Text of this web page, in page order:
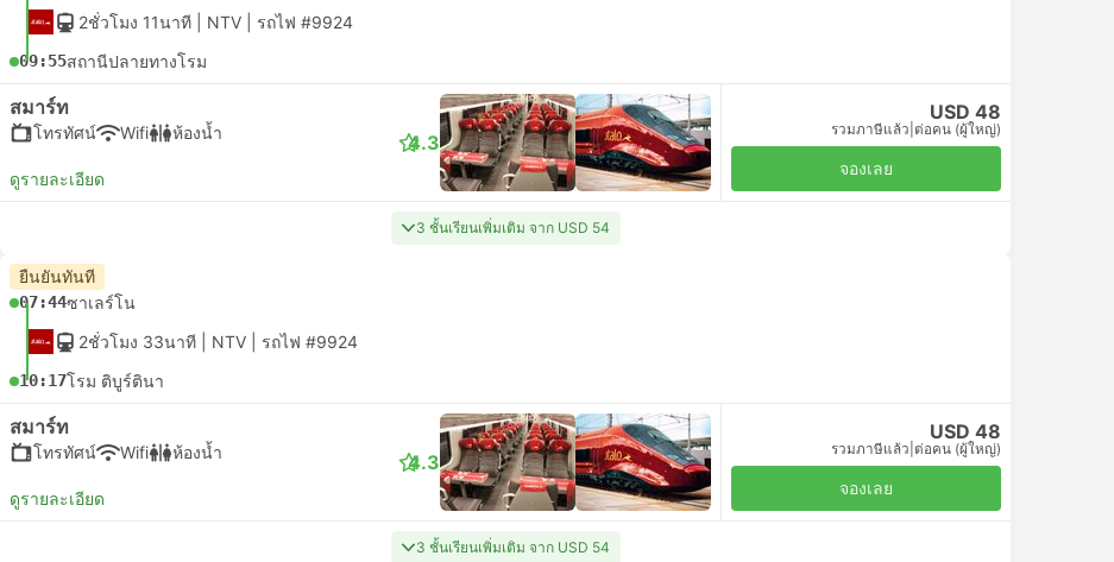
2ชั่วโมง 11นาที | NTV รถไฟ #9924
09:55สถานีปลายทางโรม
สมาร์ท
โทรทัศน์ Wifi ห้องน้ำ
ดูรายละเอียด
4.3
USD 48
รวมภาษีแล้ว ต่อคน (ผู้ใหญ่)
จองเลย
3 ชั้นเรียนเพิ่มเติม จาก USD 54
ยืนยันทันที
07:44ซาเลร์โน
2ชั่วโมง 33นาที | NTV รถไฟ #9924
10:17โรม ติบูร์ตินา
สมาร์ท
โทรทัศน์ Wifi ห้องน้ำ
ดูรายละเอียด
4.3
USD 48
รวมภาษีแล้ว ต่อคน (ผู้ใหญ่)
จองเลย
3 ชั้นเรียนเพิ่มเติม จาก USD 54